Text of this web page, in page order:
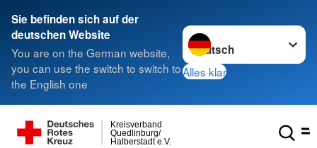
Sie befinden sich auf der
deutschen Website
You are on the German website,
you can use the switch to switch to
the English one
Sprache wechseln zu
Alles klar
Halberstadt e.V.
Quedlinburg/
Kreisverband